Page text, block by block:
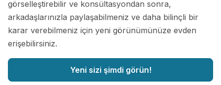
görselleştirebilir ve konsültasyondan sonra,
arkadaşlarınızla paylaşabilmeniz ve daha bilinçli bir
karar verebilmeniz için yeni görünümünüze evden
erişebilirsiniz.
Yeni sizi şimdi görün!